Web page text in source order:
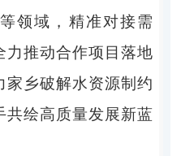
领域，精准对接需
力推动合作项目落地
家乡破解水资源制约
共绘高质量发展新蓝